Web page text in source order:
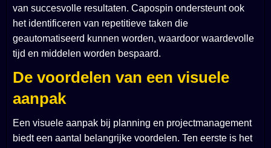
van succesvolle resultaten. Capospin ondersteunt ook
het identificeren van repetitieve taken die
geautomatiseerd kunnen worden, waardoor waardevolle
tijd en middelen worden bespaard.
De voordelen van een visuele
aanpak
Een visuele aanpak bij planning en projectmanagement
biedt een aantal belangrijke voordelen. Ten eerste is het